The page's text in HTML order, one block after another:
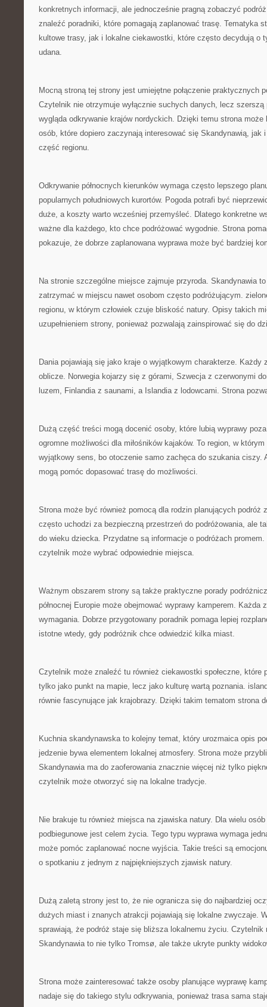
konkretnych informacji, ale jednocześnie pragną zobaczyć
znaleźć poradniki, które pomagają zaplanować trasę. Tematyka
kultowe trasy, jak i lokalne ciekawostki, które często decydują o
udana.
Mocną stroną tej strony jest umiejętne połączenie praktycznych
Czytelnik nie otrzymuje wyłącznie suchych danych, lecz
wygląda odkrywanie krajów nordyckich. Dzięki temu strona może
osób, które dopiero zaczynają interesować się Skandynawią, jak
część regionu.
Odkrywanie północnych kierunków wymaga często lepszego
popularnych południowych kurortów. Pogoda potrafi być
duże, a koszty warto wcześniej przemyśleć. Dlatego konkretne
ważne dla każdego, kto chce podróżować wygodnie. Strona
pokazuje, że dobrze zaplanowana wyprawa może być bardziej
Na stronie szczególne miejsce zajmuje przyroda. Skandynawia
zatrzymać w miejscu nawet osobom często podróżującym.
regionu, w którym człowiek czuje bliskość natury. Opisy takich
uzupełnieniem strony, ponieważ pozwalają zainspirować się do
Dania pojawiają się jako kraje o wyjątkowym charakterze. Każdy
oblicze. Norwegia kojarzy się z górami, Szwecja z czerwonymi
luzem, Finlandia z saunami, a Islandia z lodowcami. Strona
Dużą część treści mogą docenić osoby, które lubią wyprawy
ogromne możliwości dla miłośników kajaków. To region, w
wyjątkowy sens, bo otoczenie samo zachęca do szukania ciszy.
mogą pomóc dopasować trasę do możliwości.
Strona może być również pomocą dla rodzin planujących podróż
często uchodzi za bezpieczną przestrzeń do podróżowania, ale
do wieku dziecka. Przydatne są informacje o podróżach
czytelnik może wybrać odpowiednie miejsca.
Ważnym obszarem strony są także praktyczne porady
północnej Europie może obejmować wyprawy kamperem. Każda
wymagania. Dobrze przygotowany poradnik pomaga lepiej
istotne wtedy, gdy podróżnik chce odwiedzić kilka miast.
Czytelnik może znaleźć tu również ciekawostki społeczne, które
tylko jako punkt na mapie, lecz jako kulturę wartą poznania.
równie fascynujące jak krajobrazy. Dzięki takim tematom strona
Kuchnia skandynawska to kolejny temat, który urozmaica opis
jedzenie bywa elementem lokalnej atmosfery. Strona może
Skandynawia ma do zaoferowania znacznie więcej niż tylko
czytelnik może otworzyć się na lokalne tradycje.
Nie brakuje tu również miejsca na zjawiska natury. Dla wielu osób
podbiegunowe jest celem życia. Tego typu wyprawa wymaga
może pomóc zaplanować nocne wyjścia. Takie treści są
o spotkaniu z jednym z najpiękniejszych zjawisk natury.
Dużą zaletą strony jest to, że nie ogranicza się do najbardziej
dużych miast i znanych atrakcji pojawiają się lokalne zwyczaje.
sprawiają, że podróż staje się bliższa lokalnemu życiu. Czytelnik
Skandynawia to nie tylko Tromsø, ale także ukryte punkty
Strona może zainteresować także osoby planujące wyprawę
nadaje się do takiego stylu odkrywania, ponieważ trasa sama